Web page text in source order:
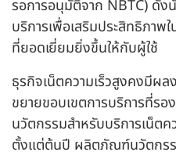
รอการอนุมัติจาก NBTC) ดัง
บริการเพื่อเสริมประสิทธิภาพ
ที่ยอดเยี่ยมยิ่งขึ้นให้กับผู้ใช้
ธุรกิจเน็ตความเร็วสูงคงมีผ
ขยายขอบเขตการบริการที่ร
นวัตกรรมสำหรับบริการเน็ตค
ตั้งแต่ต้นปี ผลิตภัณฑ์นวัตกรร